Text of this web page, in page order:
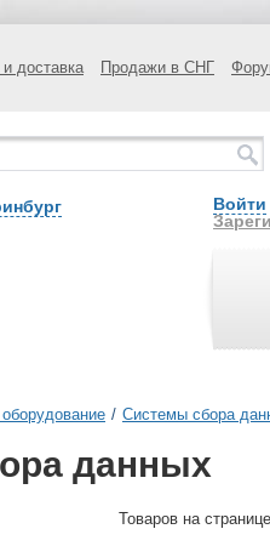
доставка Продажи в СНГ
Войти
/ Системы сбора
данных
Товаров на